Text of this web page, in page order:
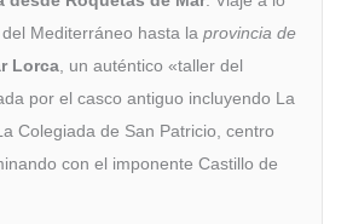
Mediterráneo hasta la provincia de
Lorca , un auténtico «taller del
por el casco antiguo incluyendo La
Colegiada de San Patricio, centro
con el imponente Castillo de